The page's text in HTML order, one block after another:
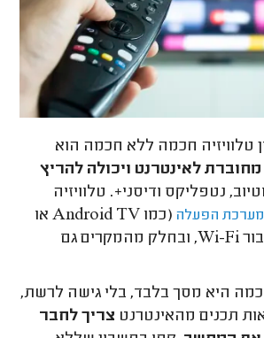
טלוויזיה חכמה ללא חכמה הוא
מחוברת לאינטרנט ויכולה להריץ
נטפליקס ודיסני+. טלוויזיה
מערכת הפעלה
(כמו Android TV או
LG WebOS), חיבור Wi-Fi, ובחלק מהמקרים גם
היא מסך בלבד, בלי גישה לרשת,
תכנים מהאינטרנט צריך לחבר